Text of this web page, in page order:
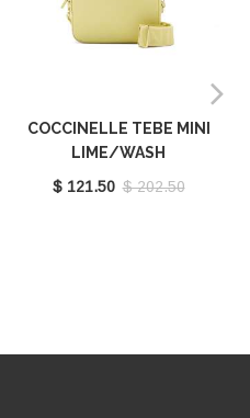
COCCINELLE TEBE MINI
LIME/WASH
E5MN555I101G61
$ 121.50 $ 202.50